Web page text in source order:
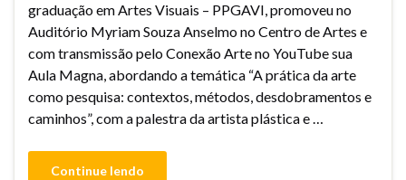
graduação em Artes Visuais – PPGAVI, promoveu no
Auditório Myriam Souza Anselmo no Centro de Artes e
com transmissão pelo Conexão Arte no YouTube sua
Aula Magna, abordando a temática “A prática da arte
como pesquisa: contextos, métodos, desdobramentos e
caminhos”, com a palestra da artista plástica e …
Continue lendo